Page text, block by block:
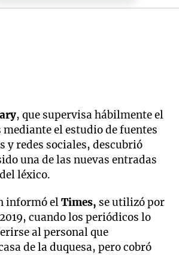
, que supervisa hábilmente el
mediante el estudio de fuentes
y redes sociales, descubrió
una de las nuevas entradas
léxico.
informó elTimes, se utilizó por
cuando los periódicos lo
al personal que
de la duquesa, pero cobró